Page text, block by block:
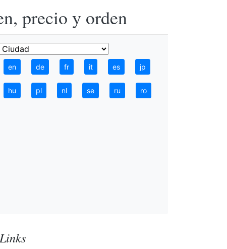
precio y orden
en de fr it es jp
hu pl nl se ru ro
Links